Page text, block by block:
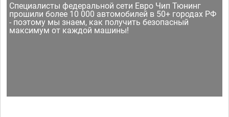
Специалисты федеральной сети Евро Чип Тюнинг
прошили более 10 000 автомобилей в 50+ городах РФ
- поэтому мы знаем, как получить безопасный
максимум от каждой машины!